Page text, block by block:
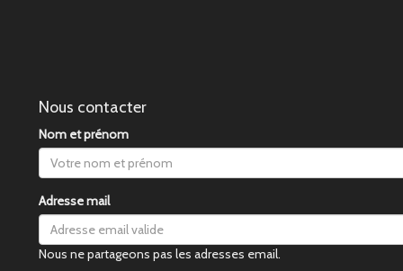
Nous contacter
Nom et prénom
Adresse mail
Nous ne partageons pas les adresses email.